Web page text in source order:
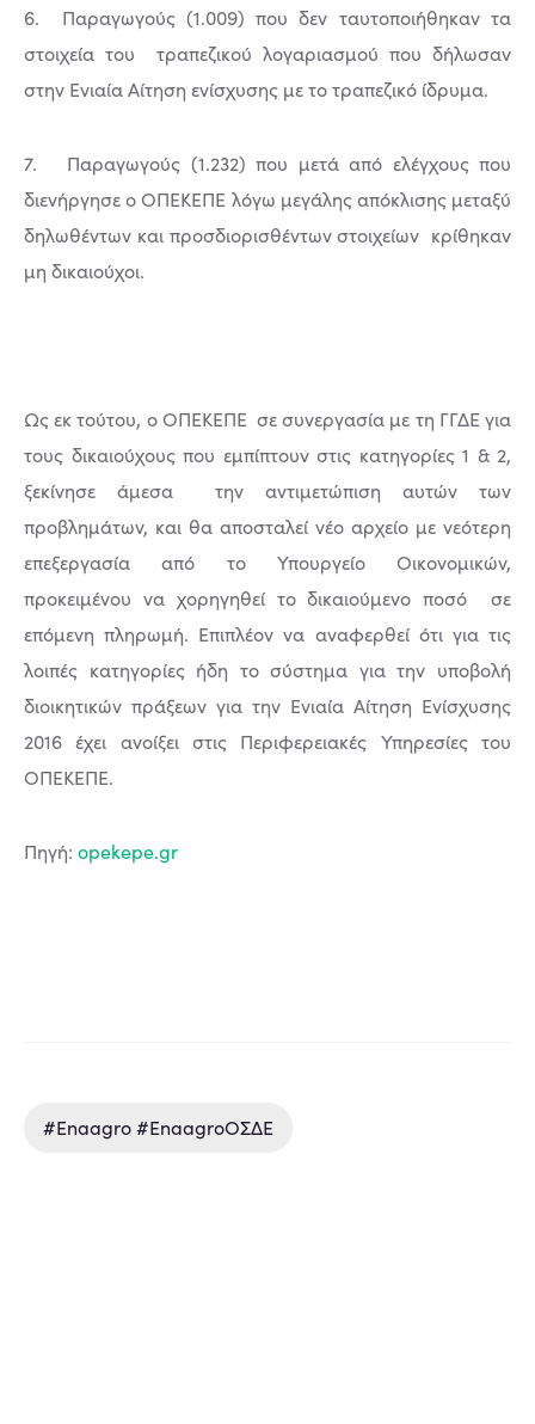
6. Παραγωγούς (1.009) που δεν ταυτοποιήθηκαν τα
στοιχεία του τραπεζικού λογαριασμού που δήλωσαν
στην Ενιαία Αίτηση ενίσχυσης με το τραπεζικό ίδρυμα.
7. Παραγωγούς (1.232) που μετά από ελέγχους που
διενήργησε ο ΟΠΕΚΕΠΕ λόγω μεγάλης απόκλισης μεταξύ
δηλωθέντων και προσδιορισθέντων στοιχείων κρίθηκαν
μη δικαιούχοι.
Ως εκ τούτου, ο ΟΠΕΚΕΠΕ σε συνεργασία με τη ΓΓΔΕ για
τους δικαιούχους που εμπίπτουν στις κατηγορίες 1 & 2,
ξεκίνησε άμεσα την αντιμετώπιση αυτών των
προβλημάτων, και θα αποσταλεί νέο αρχείο με νεότερη
επεξεργασία από το Υπουργείο Οικονομικών,
προκειμένου να χορηγηθεί το δικαιούμενο ποσό σε
επόμενη πληρωμή. Επιπλέον να αναφερθεί ότι για τις
λοιπές κατηγορίες ήδη το σύστημα για την υποβολή
διοικητικών πράξεων για την Ενιαία Αίτηση Ενίσχυσης
2016 έχει ανοίξει στις Περιφερειακές Υπηρεσίες του
ΟΠΕΚΕΠΕ.
Πηγή: opekepe.gr
#enaagro #enaagroΟΣΔΕ